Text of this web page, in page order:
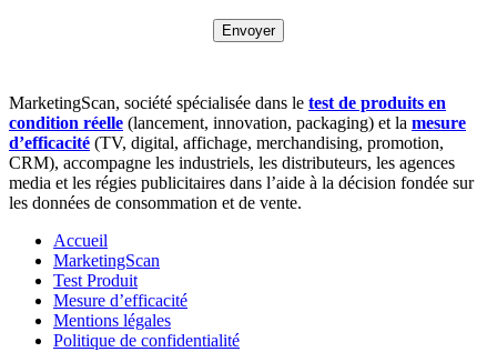
MarketingScan, société spécialisée dans le test de produits en
condition réelle (lancement, innovation, packaging) et la mesure
d’efficacité (TV, digital, affichage, merchandising, promotion,
CRM), accompagne les industriels, les distributeurs, les agences
media et les régies publicitaires dans l’aide à la décision fondée sur
les données de consommation et de vente.
Accueil
MarketingScan
Test Produit
Mesure d’efficacité
Mentions légales
Politique de confidentialité